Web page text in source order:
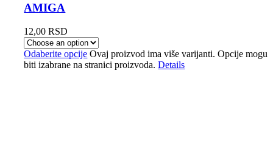
AMIGA
12,00RSD
Odaberite opcije Ovaj proizvod ima više varijanti. Opcije mogu
biti izabrane na stranici proizvoda.Details